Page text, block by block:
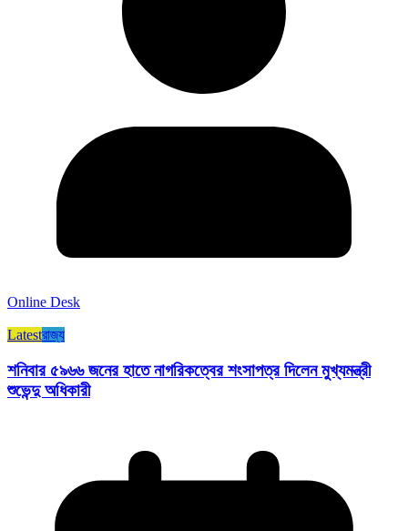
Online Desk
Latestরাজ্য​
শনিবার ৫৯৬৬ জনের হাতে নাগরিকত্বের শংসাপত্র দিলেন মুখ্যমন্ত্রী
শুভেন্দু অধিকারী